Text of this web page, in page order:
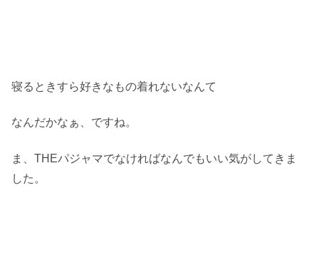
寝るときすら好きなもの着れないなんて
なんだかなぁ、ですね。
ま、THEパジャマでなければなんでもいい気がしてきま
した。